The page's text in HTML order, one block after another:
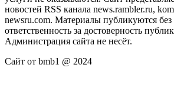
новостей RSS канала news.rambler.ru,
newsru.com. Материалы публикуются без
ответственность за достоверность
Администрация сайта не несёт.
Сайт от bmb1 @ 2024